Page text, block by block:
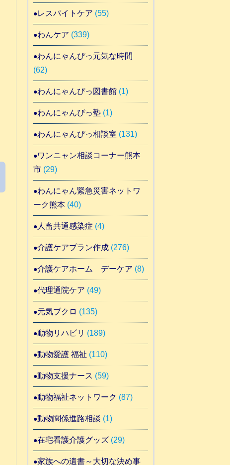
レスパイトケア (55)
わんケア (339)
わんにゃんぴっ元気な時間
(62)
わんにゃんぴっ図書館(1)
わんにゃんぴっ塾(1)
わんにゃんぴっ相談室 (131)
ワンニャン相談コーナー熊本
市(29)
わんにゃん緊急災害ネットワ
ーク熊本(40)
人畜共通感染症 (4)
介護ケアプラン作成(276)
介護ケアホーム デーケア (8)
代理通院ケア (49)
元気ブクロ (135)
動物リハビリ (189)
動物愛護 福祉 (110)
動物支援ナース (59)
動物福祉ネットワーク (87)
動物関係進路相談 (1)
在宅看護介護グッズ(29)
家族への遺書～大切な決め事